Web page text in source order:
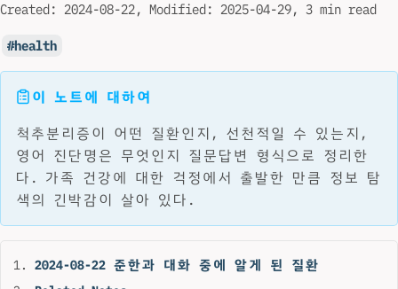
Created: 2024-08-22 Modified: 2025-04-29 3 min read
health
이 노트에 대하여
척추분리증이 어떤 질환인지, 선천적일 수 있는지,
영어 진단명은 무엇인지 질문답변 형식으로 정리한
다. 가족 건강에 대한 걱정에서 출발한 만큼 정보 탐
색의 긴박감이 살아 있다.
2024-08-22 준한과 대화 중에 알게 된 질환